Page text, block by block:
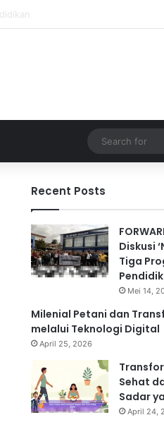
Recent Posts
Diskusi
Tiga
Mei 14,
Milenial Petani dan
melalui Teknologi Digital
April 25, 2026
Sehat
Sadar
April 24,